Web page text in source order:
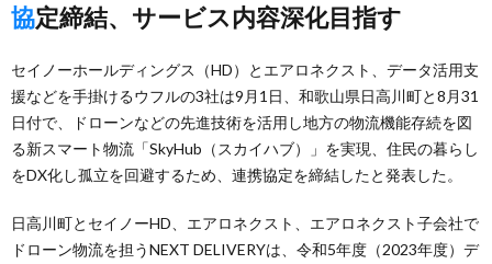
協定締結、サービス内容深化目指す
セイノーホールディングス（HD）とエアロネクスト、データ活用支
援などを手掛けるウフルの3社は9月1日、和歌山県日高川町と8月31
日付で、ドローンなどの先進技術を活用し地方の物流機能存続を図
る新スマート物流「SkyHub（スカイハブ）」を実現、住民の暮らし
をDX化し孤立を回避するため、連携協定を締結したと発表した。
日高川町とセイノーHD、エアロネクスト、エアロネクスト子会社で
ドローン物流を担うNEXT DELIVERYは、令和5年度（2023年度）デ